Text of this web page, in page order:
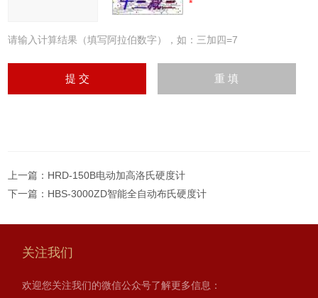
请输入计算结果（填写阿拉伯数字），如：三加四=7
上一篇： HRD-150B电动加高洛氏硬度计
下一篇： HBS-3000ZD智能全自动布氏硬度计
关注我们
欢迎您关注我们的微信公众号了解更多信息：